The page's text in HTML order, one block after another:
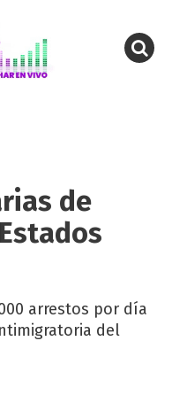
de
arrestos por día
del